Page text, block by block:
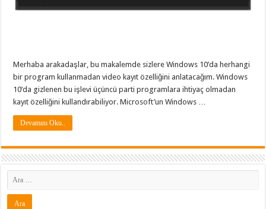
Merhaba arakadaşlar, bu makalemde sizlere Windows 10’da herhangi
bir program kullanmadan video kayıt özelliğini anlatacağım. Windows
10’da gizlenen bu işlevi üçüncü parti programlara ihtiyaç olmadan
kayıt özelliğini kullandırabiliyor. Microsoft’un Windows …
Devamını Oku..